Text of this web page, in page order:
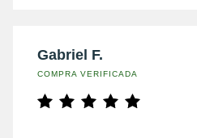
Gabriel F.
COMPRA VERIFICADA